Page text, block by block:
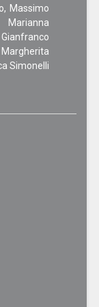
Massimo
Simonelli